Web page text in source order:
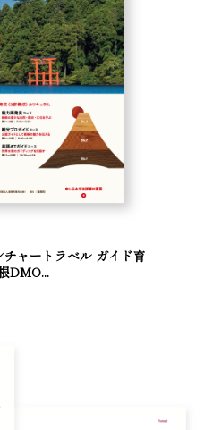
ャートラベル ガイド育
DMO...